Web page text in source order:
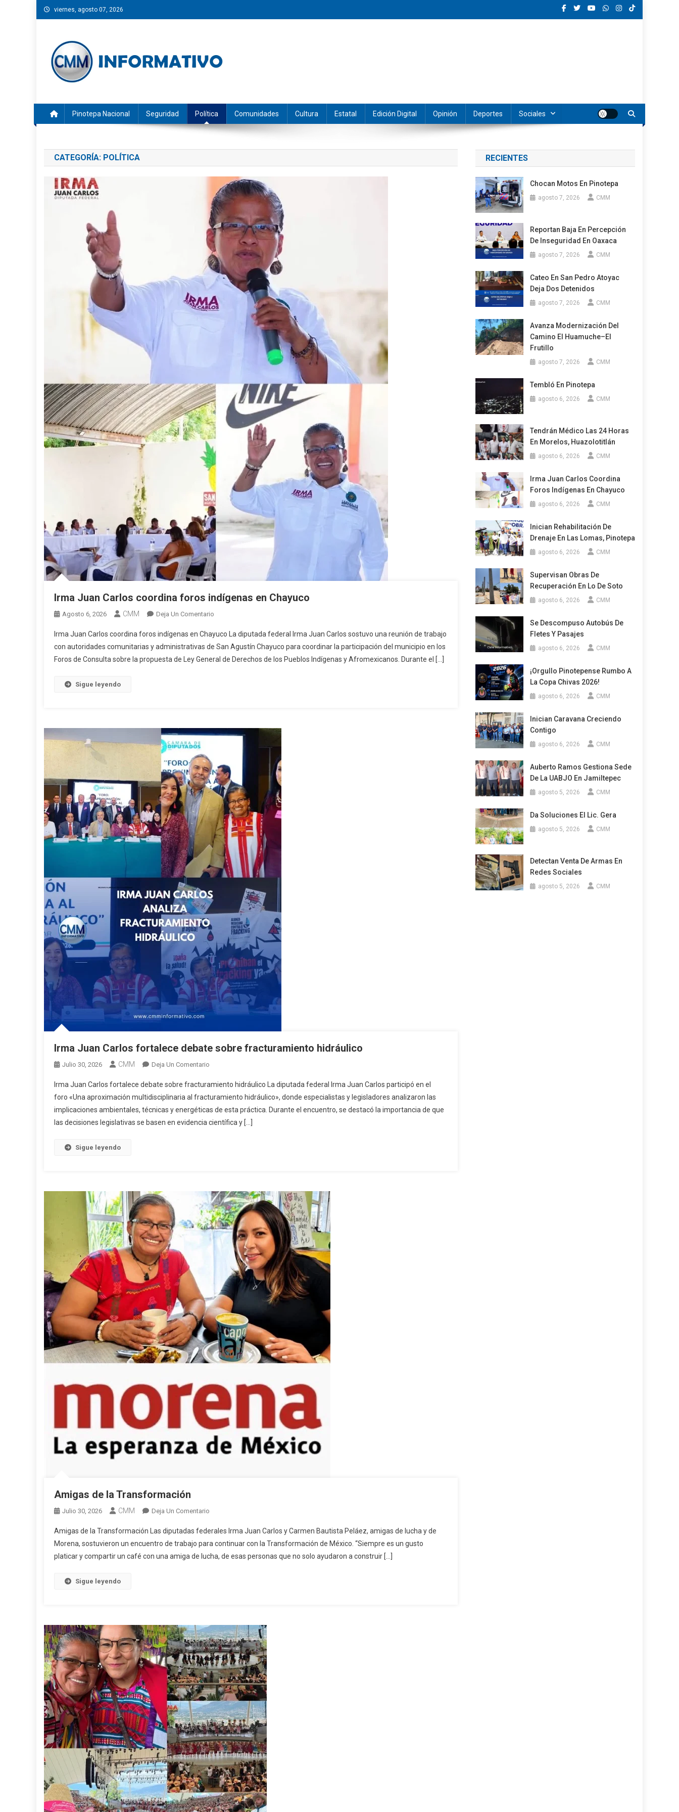
Saltar
al
viernes, agosto 07, 2026
Pinotepa Nacional Seguridad Política Comunidades Cultura Estatal Edición Digital Opinión Deportes Sociales
CATEGORÍA: POLÍTICA
Irma Juan Carlos coordina foros indígenas en Chayuco
Agosto 6, 2026 CMM Deja Un Comentario
Juan
Carlos
Coordina
Irma Juan Carlos coordina foros indígenas en Chayuco La diputada federal Irma Juan Carlos sostuvo una reunión de trabajo
con autoridades comunitarias y administrativas de San Agustín Chayuco para coordinar la participación del municipio en los
Foros de Consulta sobre la propuesta de Ley General de Derechos de los Pueblos Indígenas y Afromexicanos. Durante el […]
Sigue leyendo
Irma Juan Carlos fortalece debate sobre fracturamiento hidráulico
Julio 30, 2026 CMM Deja Un Comentario
Juan
Carlos
Fortalece
Debate
Irma Juan Carlos fortalece debate sobre fracturamiento hidráulico La diputada federal Irma Juan Carlos participó en el
foro «Una aproximación multidisciplinaria al fracturamiento hidráulico», donde especialistas y legisladores analizaron las
implicaciones ambientales, técnicas y energéticas de esta práctica. Durante el encuentro, se destacó la importancia de que
las decisiones legislativas se basen en evidencia científica y […]
Sigue leyendo
Amigas de la Transformación
Julio 30, 2026 CMM Deja Un Comentario
De
La
Transformación
Amigas de la Transformación Las diputadas federales Irma Juan Carlos y Carmen Bautista Peláez, amigas de lucha y de
Morena, sostuvieron un encuentro de trabajo para continuar con la Transformación de México. “Siempre es un gusto
platicar y compartir un café con una amiga de lucha, de esas personas que no solo ayudaron a construir […]
Sigue leyendo
RECIENTES
Chocan Motos En Pinotepa
agosto 7, 2026 CMM
Reportan Baja En Percepción
De Inseguridad En Oaxaca
agosto 7, 2026 CMM
Cateo En San Pedro Atoyac
Deja Dos Detenidos
agosto 7, 2026 CMM
Avanza Modernización Del
Camino El Huamuche–El
Frutillo
agosto 7, 2026 CMM
Tembló En Pinotepa
agosto 6, 2026 CMM
Tendrán Médico Las 24 Horas
En Morelos, Huazolotitlán
agosto 6, 2026 CMM
Irma Juan Carlos Coordina
Foros Indígenas En Chayuco
agosto 6, 2026 CMM
Inician Rehabilitación De
Drenaje En Las Lomas, Pinotepa
agosto 6, 2026 CMM
Supervisan Obras De
Recuperación En Lo De Soto
agosto 6, 2026 CMM
Se Descompuso Autobús De
Fletes Y Pasajes
agosto 6, 2026 CMM
¡Orgullo Pinotepense Rumbo A
La Copa Chivas 2026!
agosto 6, 2026 CMM
Inician Caravana Creciendo
Contigo
agosto 6, 2026 CMM
Auberto Ramos Gestiona Sede
De La UABJO En Jamiltepec
agosto 5, 2026 CMM
Da Soluciones El Lic. Gera
agosto 5, 2026 CMM
Detectan Venta De Armas En
Redes Sociales
agosto 5, 2026 CMM